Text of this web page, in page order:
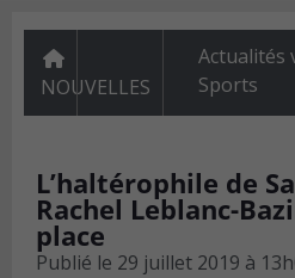
NOUVELLES
Actualités
Sports
L’haltérophile de
Rachel Leblanc-
place
Publié le 29 juillet 2019 à